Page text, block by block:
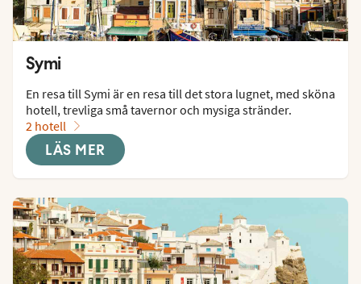
Symi
En resa till Symi är en resa till det stora lugnet, med sköna
hotell, trevliga små tavernor och mysiga stränder.
2 hotell
LÄS MER